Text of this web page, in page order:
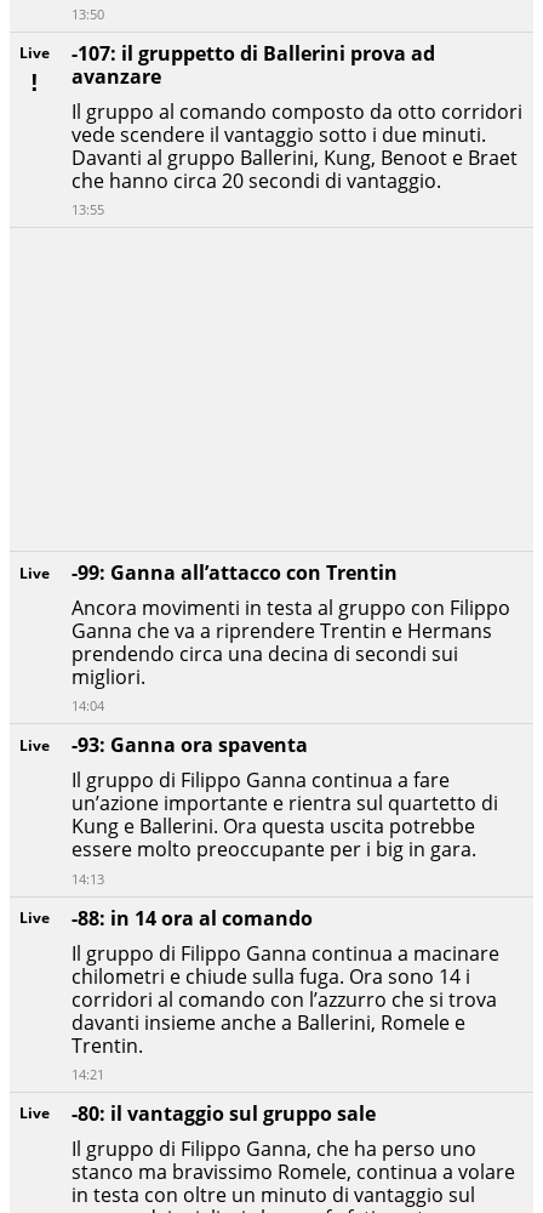
Live
-80: il vantaggio sul gruppo sale
Il gruppo di Filippo Ganna, che ha perso uno
stanco ma bravissimo Romele, continua a volare
in testa con oltre un minuto di vantaggio sul
Live
-88: in 14 ora al comando
Il gruppo di Filippo Ganna continua a macinare
chilometri e chiude sulla fuga. Ora sono 14 i
corridori al comando con l’azzurro che si trova
davanti insieme anche a Ballerini, Romele e
Trentin.
14:21
Live
-93: Ganna ora spaventa
Il gruppo di Filippo Ganna continua a fare
un’azione importante e rientra sul quartetto di
Kung e Ballerini. Ora questa uscita potrebbe
essere molto preoccupante per i big in gara.
14:13
Live
-99: Ganna all’attacco con Trentin
Ancora movimenti in testa al gruppo con Filippo
Ganna che va a riprendere Trentin e Hermans
prendendo circa una decina di secondi sui
migliori.
14:04
Live
-107: il gruppetto di Ballerini prova ad
avanzare
Il gruppo al comando composto da otto corridori
vede scendere il vantaggio sotto i due minuti.
Davanti al gruppo Ballerini, Kung, Benoot e Braet
che hanno circa 20 secondi di vantaggio.
13:55
13:50